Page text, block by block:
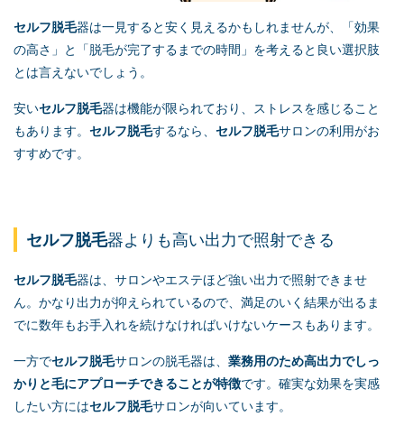
セルフ脱毛器は一見すると安く見えるかもしれませんが、「効果
の高さ」と「脱毛が完了するまでの時間」を考えると良い選択肢
とは言えないでしょう。
安いセルフ脱毛器は機能が限られており、ストレスを感じること
もあります。 セルフ脱毛するなら、 セルフ脱毛サロンの利用がお
すすめです。
セルフ脱毛器よりも高い出力で照射できる
セルフ脱毛器は、サロンやエステほど強い出力で照射できませ
ん。かなり出力が抑えられているので、満足のいく結果が出るま
でに数年もお手入れを続けなければいけないケースもあります。
一方でセルフ脱毛サロンの脱毛器は、 業務用のため高出力でしっ
かりと毛にアプローチできることが特徴です。確実な効果を実感
したい方にはセルフ脱毛サロンが向いています。